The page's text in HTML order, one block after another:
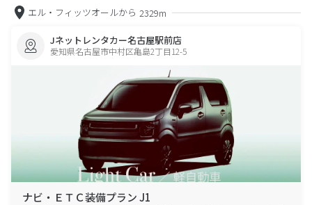
エル・フィッツオールから 2329m
Jネットレンタカー名古屋駅前店
愛知県名古屋市中村区亀島2丁目12-5
ナビ・ＥＴＣ装備プラン J1